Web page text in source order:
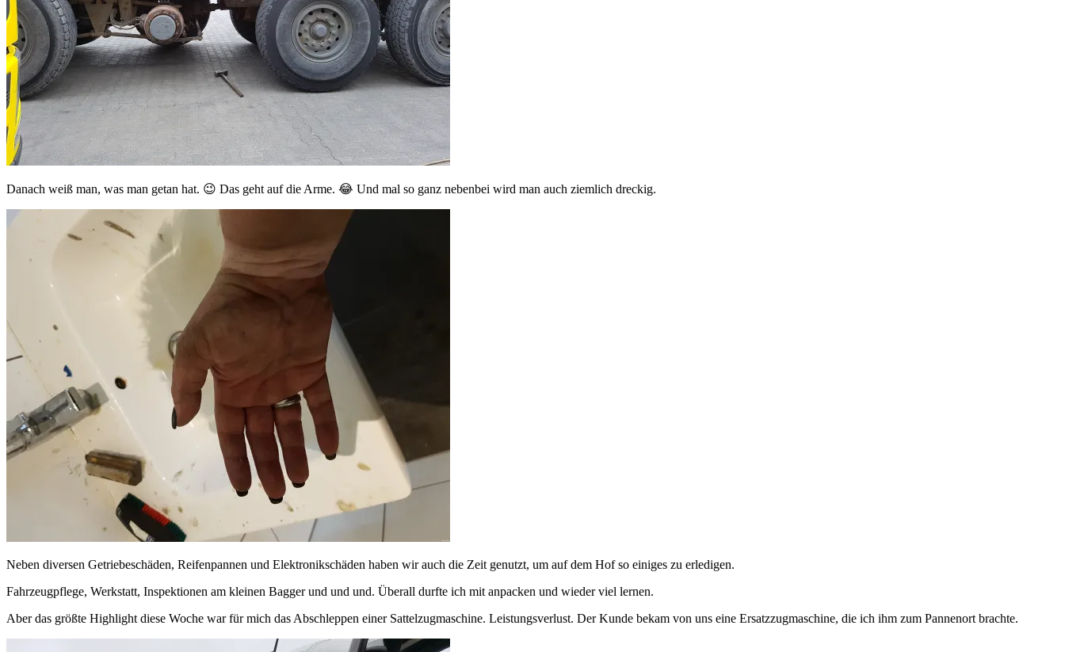
Danach weiß man, was man getan hat. 😉 Das geht auf die Arme. 😂 Und mal so ganz nebenbei wird man auch ziemlich dreckig.
Neben diversen Getriebeschäden, Reifenpannen und Elektronikschäden haben wir auch die Zeit genutzt, um auf dem Hof so einiges zu erledigen.
Fahrzeugpflege, Werkstatt, Inspektionen am kleinen Bagger und und und. Überall durfte ich mit anpacken und wieder viel lernen.
Aber das größte Highlight diese Woche war für mich das Abschleppen einer Sattelzugmaschine. Leistungsverlust. Der Kunde bekam von uns eine Ersatzzugmaschine, die ich ihm zum Pannenort brachte.